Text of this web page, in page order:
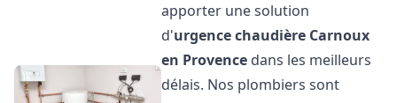
apporter une solution
d'urgence chaudière Carnoux
en Provence dans les meilleurs
délais. Nos plombiers sont